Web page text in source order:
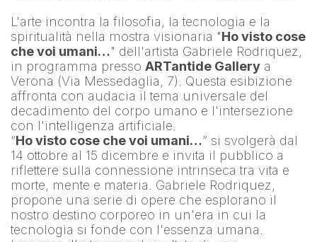
L'arte incontra la filosofia, la tecnologia e la
spiritualità nella mostra visionaria "Ho visto cose
che voi umani…" dell'artista Gabriele Rodriquez,
in programma presso ARTantide Gallery a
Verona (Via Messedaglia, 7). Questa esibizione
affronta con audacia il tema universale del
decadimento del corpo umano e l'intersezione
con l'intelligenza artificiale.
“Ho visto cose che voi umani…” si svolgerà dal
14 ottobre al 15 dicembre e invita il pubblico a
riflettere sulla connessione intrinseca tra vita e
morte, mente e materia. Gabriele Rodriquez,
propone una serie di opere che esplorano il
nostro destino corporeo in un'era in cui la
tecnologia si fonde con l'essenza umana.